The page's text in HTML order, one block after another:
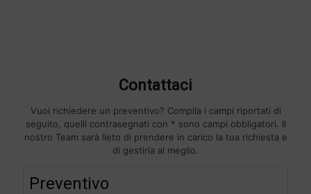
Contattaci
Vuoi richiedere un preventivo? Compila i campi riportati di
seguito, quelli contrasegnati con * sono campi obbligatori. Il
nostro Team sarà lieto di prendere in carico la tua richiesta e
di gestirla al meglio.
Preventivo